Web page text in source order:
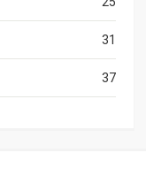
31
37